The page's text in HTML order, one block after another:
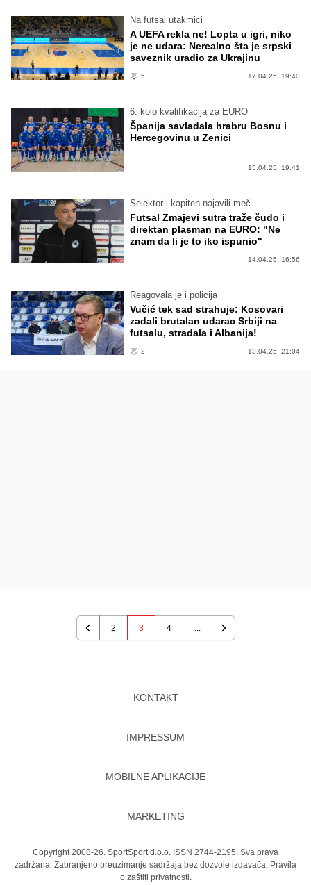
Na futsal utakmici
A UEFA rekla ne! Lopta u igri, niko
je ne udara: Nerealno šta je srpski
saveznik uradio za Ukrajinu
5 17.04.25. 19:40
6. kolo kvalifikacija za EURO
Španija savladala hrabru Bosnu i
Hercegovinu u Zenici
15.04.25. 19:41
Selektor i kapiten najavili meč
Futsal Zmajevi sutra traže čudo i
direktan plasman na EURO: "Ne
znam da li je to iko ispunio"
14.04.25. 16:56
Reagovala je i policija
Vučić tek sad strahuje: Kosovari
zadali brutalan udarac Srbiji na
futsalu, stradala i Albanija!
2 13.04.25. 21:04
Previous
2 3 4 ...
Next
KONTAKT
IMPRESSUM
MOBILNE APLIKACIJE
MARKETING
Copyright 2008-26. SportSport d.o.o. ISSN 2744-2195. Sva prava
zadržana. Zabranjeno preuzimanje sadržaja bez dozvole izdavača. Pravila
o zaštiti privatnosti.